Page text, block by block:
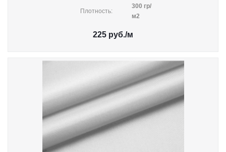
Плотность:
300 гр/
м2
225 руб./м